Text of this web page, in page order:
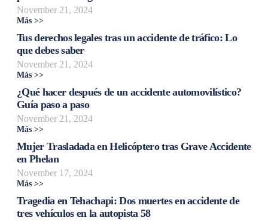
November 21, 2024
Más >>
Tus derechos legales tras un accidente de tráfico: Lo
que debes saber
November 21, 2024
Más >>
¿Qué hacer después de un accidente automovilístico?
Guía paso a paso
November 21, 2024
Más >>
Mujer Trasladada en Helicóptero tras Grave Accidente
en Phelan
November 17, 2024
Más >>
Tragedia en Tehachapi: Dos muertes en accidente de
tres vehículos en la autopista 58